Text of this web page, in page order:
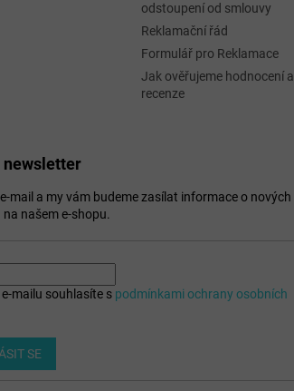
odstoupení od smlouvy
Reklamační řád
Formulář pro Reklamace
Jak ověřujeme hodnocení a
recenze
newsletter
mail a my vám budeme zasílat informace o nových
našem e-shopu.
mailu souhlasíte s podmínkami ochrany osobních
SE